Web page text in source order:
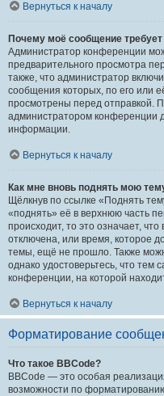
Вернуться к началу
Почему моё сообщение
Администратор конференции
предварительного просмотра
также, что администратор
сообщения которых, по его или
просмотрены перед отправкой.
администратором конференции
информации.
Вернуться к началу
Как мне вновь поднять мою
Щёлкнув по ссылке «Поднять
«поднять» её в верхнюю часть
происходит, то это означает,
отключена, или время, которое
темы, ещё не прошло. Также
однако удостоверьтесь, что
конференции, на которой
Вернуться к началу
Форматирование
Что такое BBCode?
BBCode — это особая
возможности по